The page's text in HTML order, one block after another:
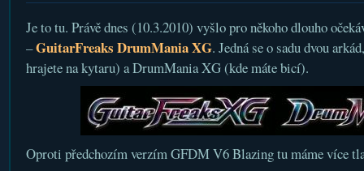
Je to tu. Právě dnes (10.3.2010) vyšlo pro někoho dlouho
–GuitarFreaks DrumMania XG. Jedná se o sadu dvou
hrajete na kytaru) a DrumMania XG (kde máte bicí).
Oproti předchozím verzím GFDM V6 Blazing tu máme více